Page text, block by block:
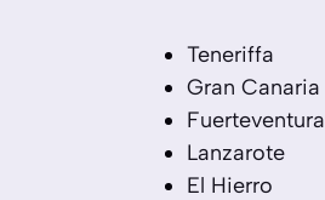
Teneriffa
Gran Canaria
Fuerteventura
Lanzarote
El Hierro